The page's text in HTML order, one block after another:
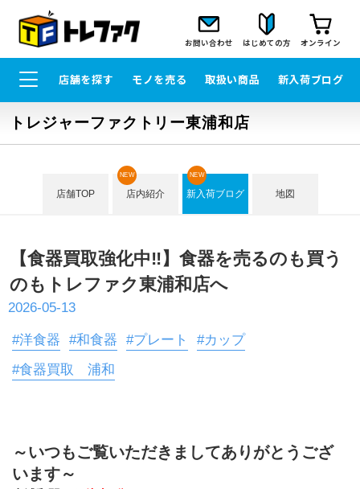
お問い合わせ はじめての方 オンライン
店舗を探す モノを売る 取扱い商品 新入荷ブログ
トレジャーファクトリー東浦和店
店舗TOP 店内紹介
NEW
新入荷ブログ
NEW
地図
【食器買取強化中‼】食器を売るのも買う
のもトレファク東浦和店へ
2026-05-13
#洋食器 #和食器 #プレート
#カップ
#食器買取 浦和
～いつもご覧いただきましてありがとうござ
います～